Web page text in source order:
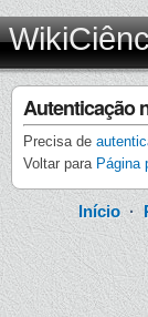
Autenticação
Precisa de
Voltar para Página
Início ·